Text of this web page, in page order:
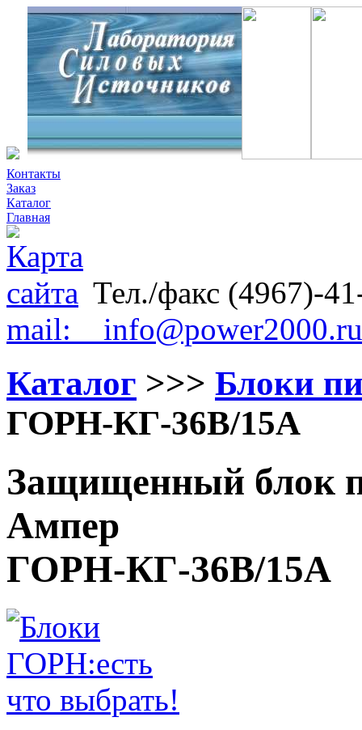
Контакты
Заказ
Каталог
Главная
Тел./факс (4967)-
mail: info@power2000.ru
Каталог >>> Блоки
ГОРН-КГ-36В/15А
Защищенный блок
Ампер
ГОРН-КГ-36В/15А